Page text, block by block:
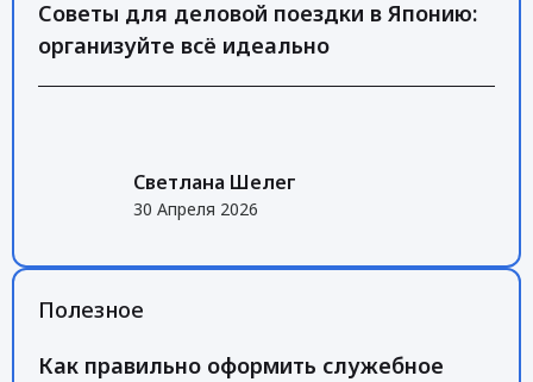
Советы для деловой поездки в Японию:
организуйте всё идеально
Светлана Шелег
30 Апреля 2026
Полезное
Как правильно оформить служебное